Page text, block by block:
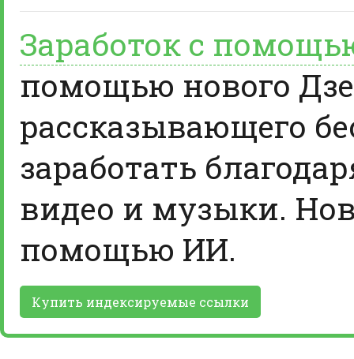
Заработок с
помощью нового
рассказывающего
заработать
видео и музыки.
помощью ИИ.
Купить индексируемые ссылки